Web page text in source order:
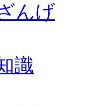
んげ
識